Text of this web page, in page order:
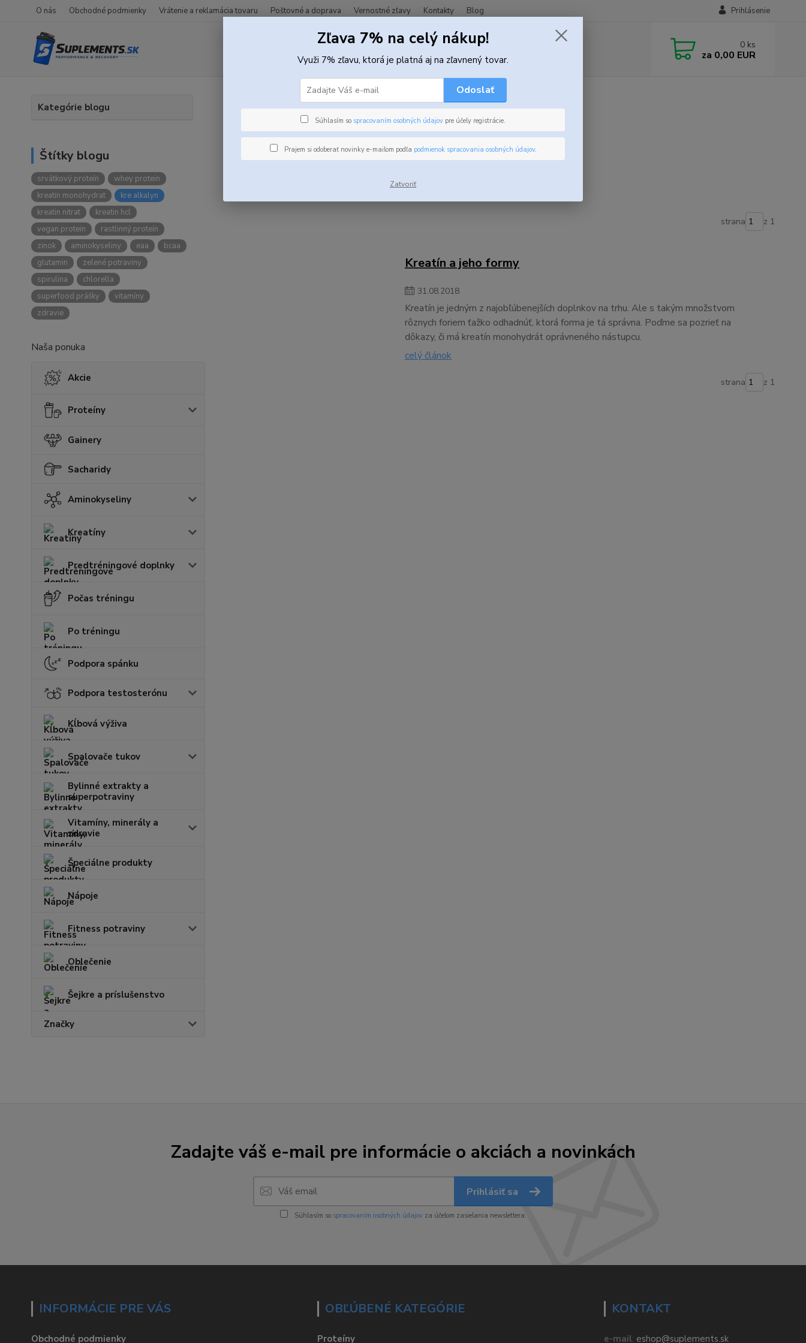
O nás Obchodné podmienky Vrátenie a reklamácia tovaru Poštovné a doprava Vernostné zľavy Kontakty Blog Prihlásenie
Hľadať 0 ks
za 0,00 EUR
Kategórie blogu
Štítky blogu
srvátkový proteín
whey protein
kreatin monohydrat
kre alkalyn
kreatin nitrat
kreatin hcl
vegan protein
rastlinný proteín
zinok
aminokyseliny eaa
bcaa
glutamin
zelené potraviny
spirulina
chlorella
superfood prášky
vitamíny
zdravie
Naša ponuka
Akcie
Proteíny
Gainery
Sacharidy
Aminokyseliny
Kreatíny
Predtréningové doplnky
Počas tréningu
Po tréningu
Podpora spánku
Podpora testosterónu
Kĺbová výživa
Spalovače tukov
Bylinné extrakty a
superpotraviny
Vitamíny, minerály a
zdravie
Špeciálne produkty
Nápoje
Fitness potraviny
Oblečenie
Šejkre a príslušenstvo
Značky
Blog
strana z 1
Kreatín a jeho formy
31.08.2018
Kreatín je jedným z najobľúbenejších doplnkov na trhu. Ale s takým množstvom
rôznych foriem ťažko odhadnúť, ktorá forma je tá správna. Poďme sa pozrieť na
dôkazy, či má kreatín monohydrát oprávneného nástupcu.
celý článok
strana z 1
Zadajte váš e-mail pre informácie o akciách a novinkách
Prihlásiť sa
Súhlasím so spracovaním osobných údajovza účelom zasielania newslettera.
INFORMÁCIE PRE VÁS
Obchodné podmienky
OBĽÚBENÉ KATEGÓRIE
Proteíny
KONTAKT
e-mail: eshop@suplements.sk
Zľava 7% na celý nákup!
Využi 7% zľavu, ktorá je platná aj na zľavnený tovar.
Odoslať
Súhlasím so spracovaním osobných údajov pre účely registrácie.
Prajem si odoberať novinky e-mailom podľa podmienok spracovania osobných údajov.
Zatvoriť